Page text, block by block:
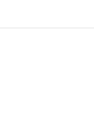
Polda Banten